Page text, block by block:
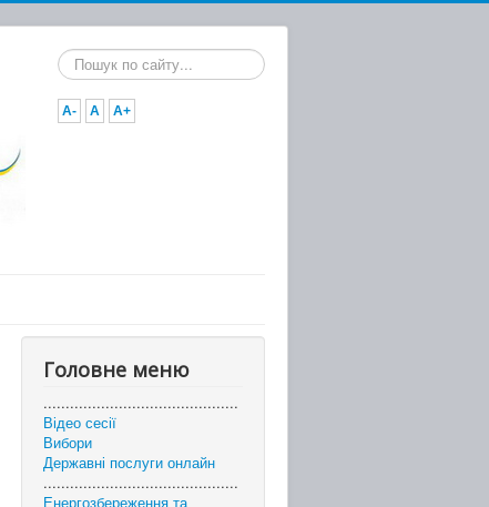
Пошук...
A- A A+
Головне меню
............................................
Відео сесії
Вибори
Державні послуги онлайн
............................................
Енергозбереження та